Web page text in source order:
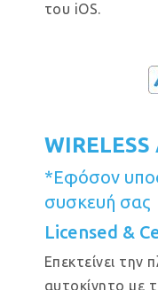
του iOS.
*Εφόσον
συσκευή σας
Licensed &
Επεκτείνει
αυτοκίνητο με